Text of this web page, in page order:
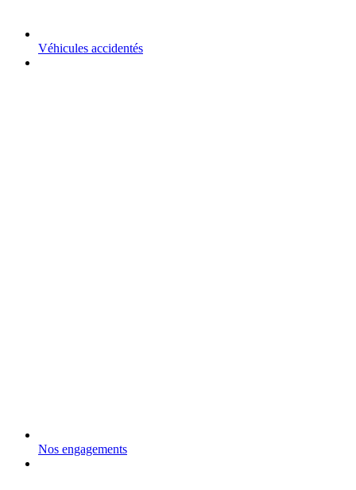
Véhicules accidentés
Nos engagements